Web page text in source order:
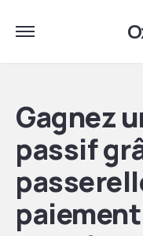
Gagnez
passif